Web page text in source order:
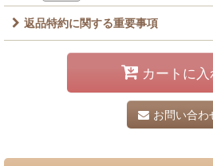
返品特約に関する重要事項
カートに入
お問い合わ